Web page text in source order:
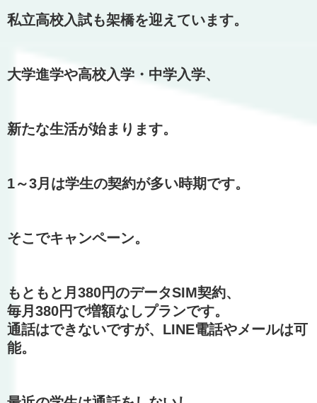
私立高校入試も架橋を迎えています。
大学進学や高校入学・中学入学、
新たな生活が始まります。
1～3月は学生の契約が多い時期です。
そこでキャンペーン。
もともと月380円のデータSIM契約、
毎月380円で増額なしプランです。
通話はできないですが、LINE電話やメールは可
能。